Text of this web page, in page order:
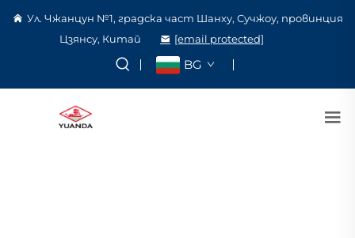
Ул. Чжанцун №1, градска част Шанху, Сучжоу, провинция
Цзянсу, Китай
[email protected]
BG